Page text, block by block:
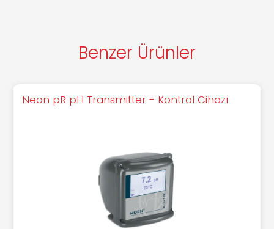
Benzer Ürünler
Neon pR pH Transmitter - Kontrol Cihazı